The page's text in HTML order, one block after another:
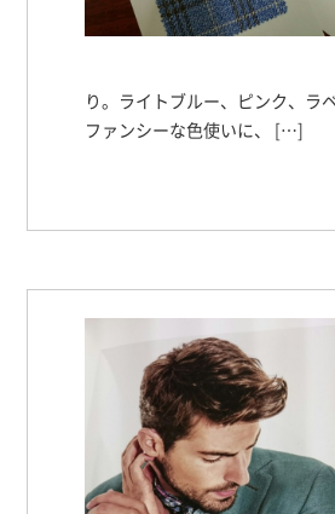
り。ライトブルー、ピンク、ラ
ファンシーな色使いに、 […]